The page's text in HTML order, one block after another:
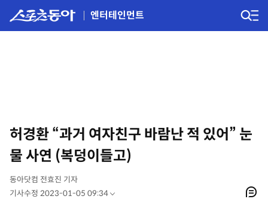
엔터테인먼트
허경환 “과거 여자친구 바람난 적 있어” 눈
물 사연 (복덩이들고)
동아닷컴 전효진 기자
기사수정 2023-01-05 09:34